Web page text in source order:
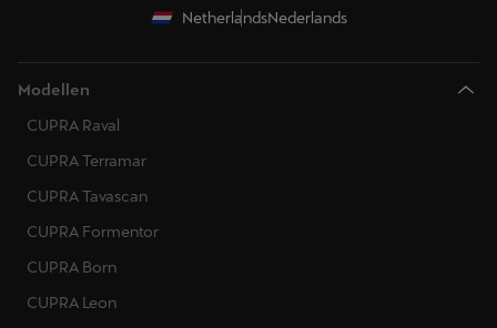
NetherlandsNederlands
Modellen
CUPRA Raval
CUPRA Terramar
CUPRA Tavascan
CUPRA Formentor
CUPRA Born
CUPRA Leon